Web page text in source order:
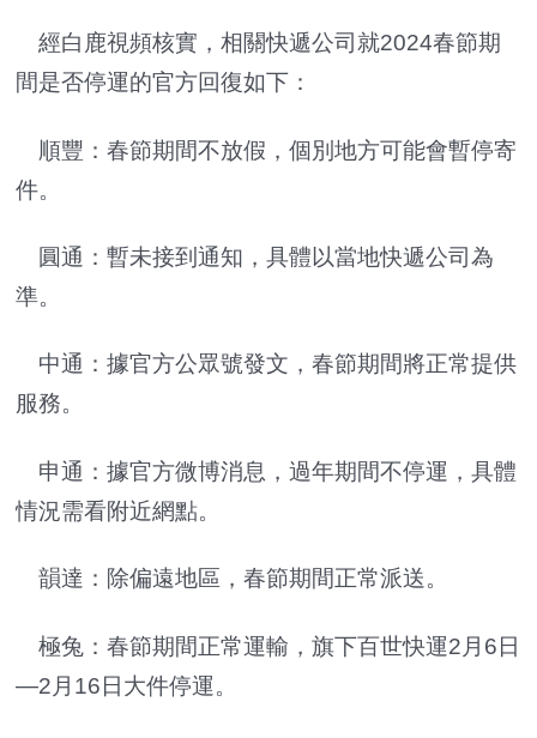
經白鹿視頻核實，相關快遞公司就2024春節期
間是否停運的官方回復如下：
順豐：春節期間不放假，個別地方可能會暫停寄
件。
圓通：暫未接到通知，具體以當地快遞公司為
準。
中通：據官方公眾號發文，春節期間將正常提供
服務。
申通：據官方微博消息，過年期間不停運，具體
情況需看附近網點。
韻達：除偏遠地區，春節期間正常派送。
極兔：春節期間正常運輸，旗下百世快運2月6日
—2月16日大件停運。